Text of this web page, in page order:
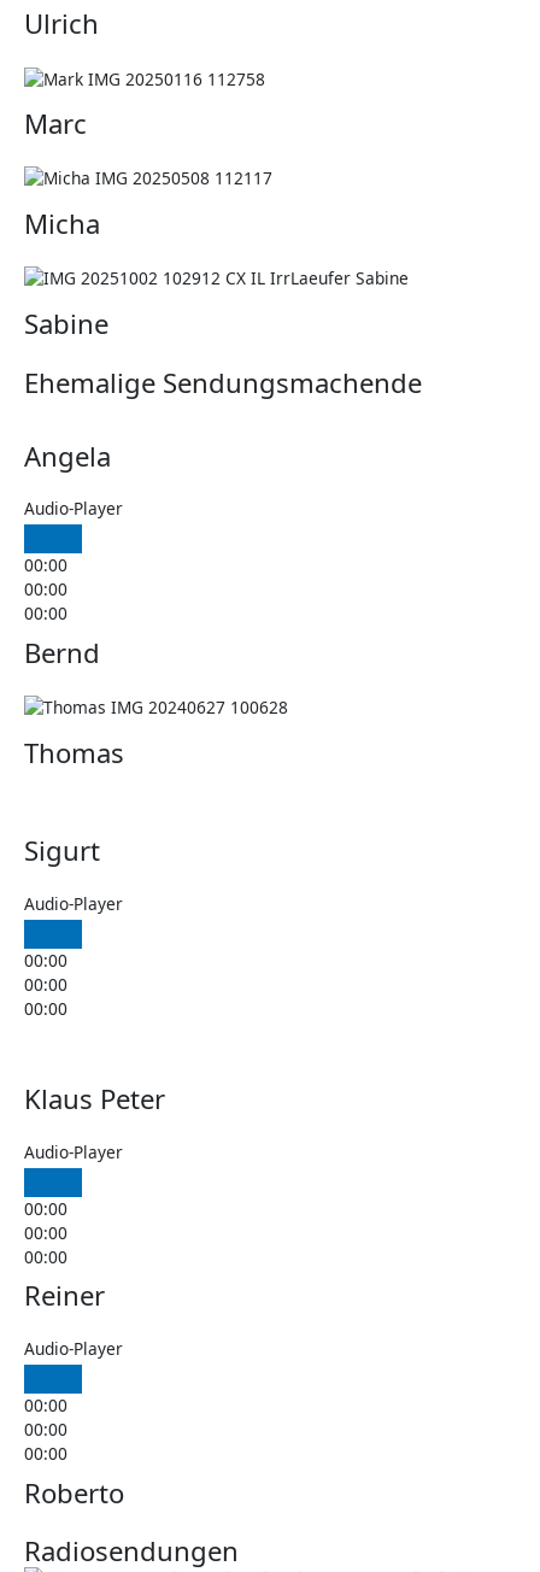
Ulrich
Marc
Micha
Sabine
Ehemalige Sendungsmachende
Angela
Audio-Player
00:00
00:00
00:00
Bernd
Thomas
Sigurt
Audio-Player
00:00
00:00
00:00
Klaus Peter
Audio-Player
00:00
00:00
00:00
Reiner
Audio-Player
00:00
00:00
00:00
Roberto
Radiosendungen